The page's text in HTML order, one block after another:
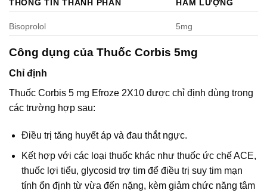
THÔNG TIN THÀNH PHẦN HÀM LƯỢNG
Bisoprolol 5mg
Công dụng của Thuốc Corbis 5mg
Chỉ định
Thuốc Corbis 5 mg Efroze 2X10 được chỉ định dùng trong
các trường hợp sau:
Điều trị tăng huyết áp và đau thắt ngực.
Kết hợp với các loại thuốc khác như thuốc ức chế ACE,
thuốc lợi tiểu, glycosid trợ tim để điều trị suy tim mạn
tính ổn định từ vừa đến nặng, kèm giảm chức năng tâm